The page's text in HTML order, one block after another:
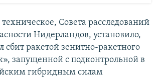
Совета расследований
Нидерландов, установило,
сбит ракетой зенитно-ракетного
запущенной с подконтрольной в
гибридным силам